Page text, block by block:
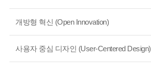
개방형 혁신 (Open Innovation)
사용자 중심 디자인 (User-Centered Design)